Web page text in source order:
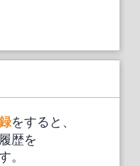
をすると、
歴を
。